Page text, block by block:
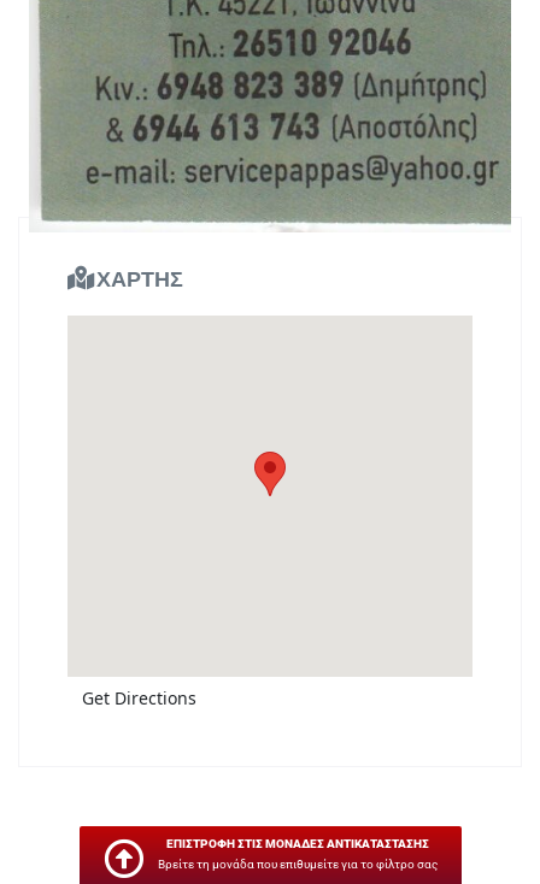
ΚΑΤΗΓΟΡΙΕΣ & ΜΑΡΚΕΣ
Κατηγορίες: Αυτοκίνητα
ΧΑΡΤΗΣ
Get Directions
ΕΠΙΣΤΡΟΦΗ ΣΤΙΣ ΜΟΝΑΔΕΣ ΑΝΤΙΚΑΤΑΣΤΑΣΗΣ
Βρείτε τη μονάδα που επιθυμείτε για το φίλτρο σας